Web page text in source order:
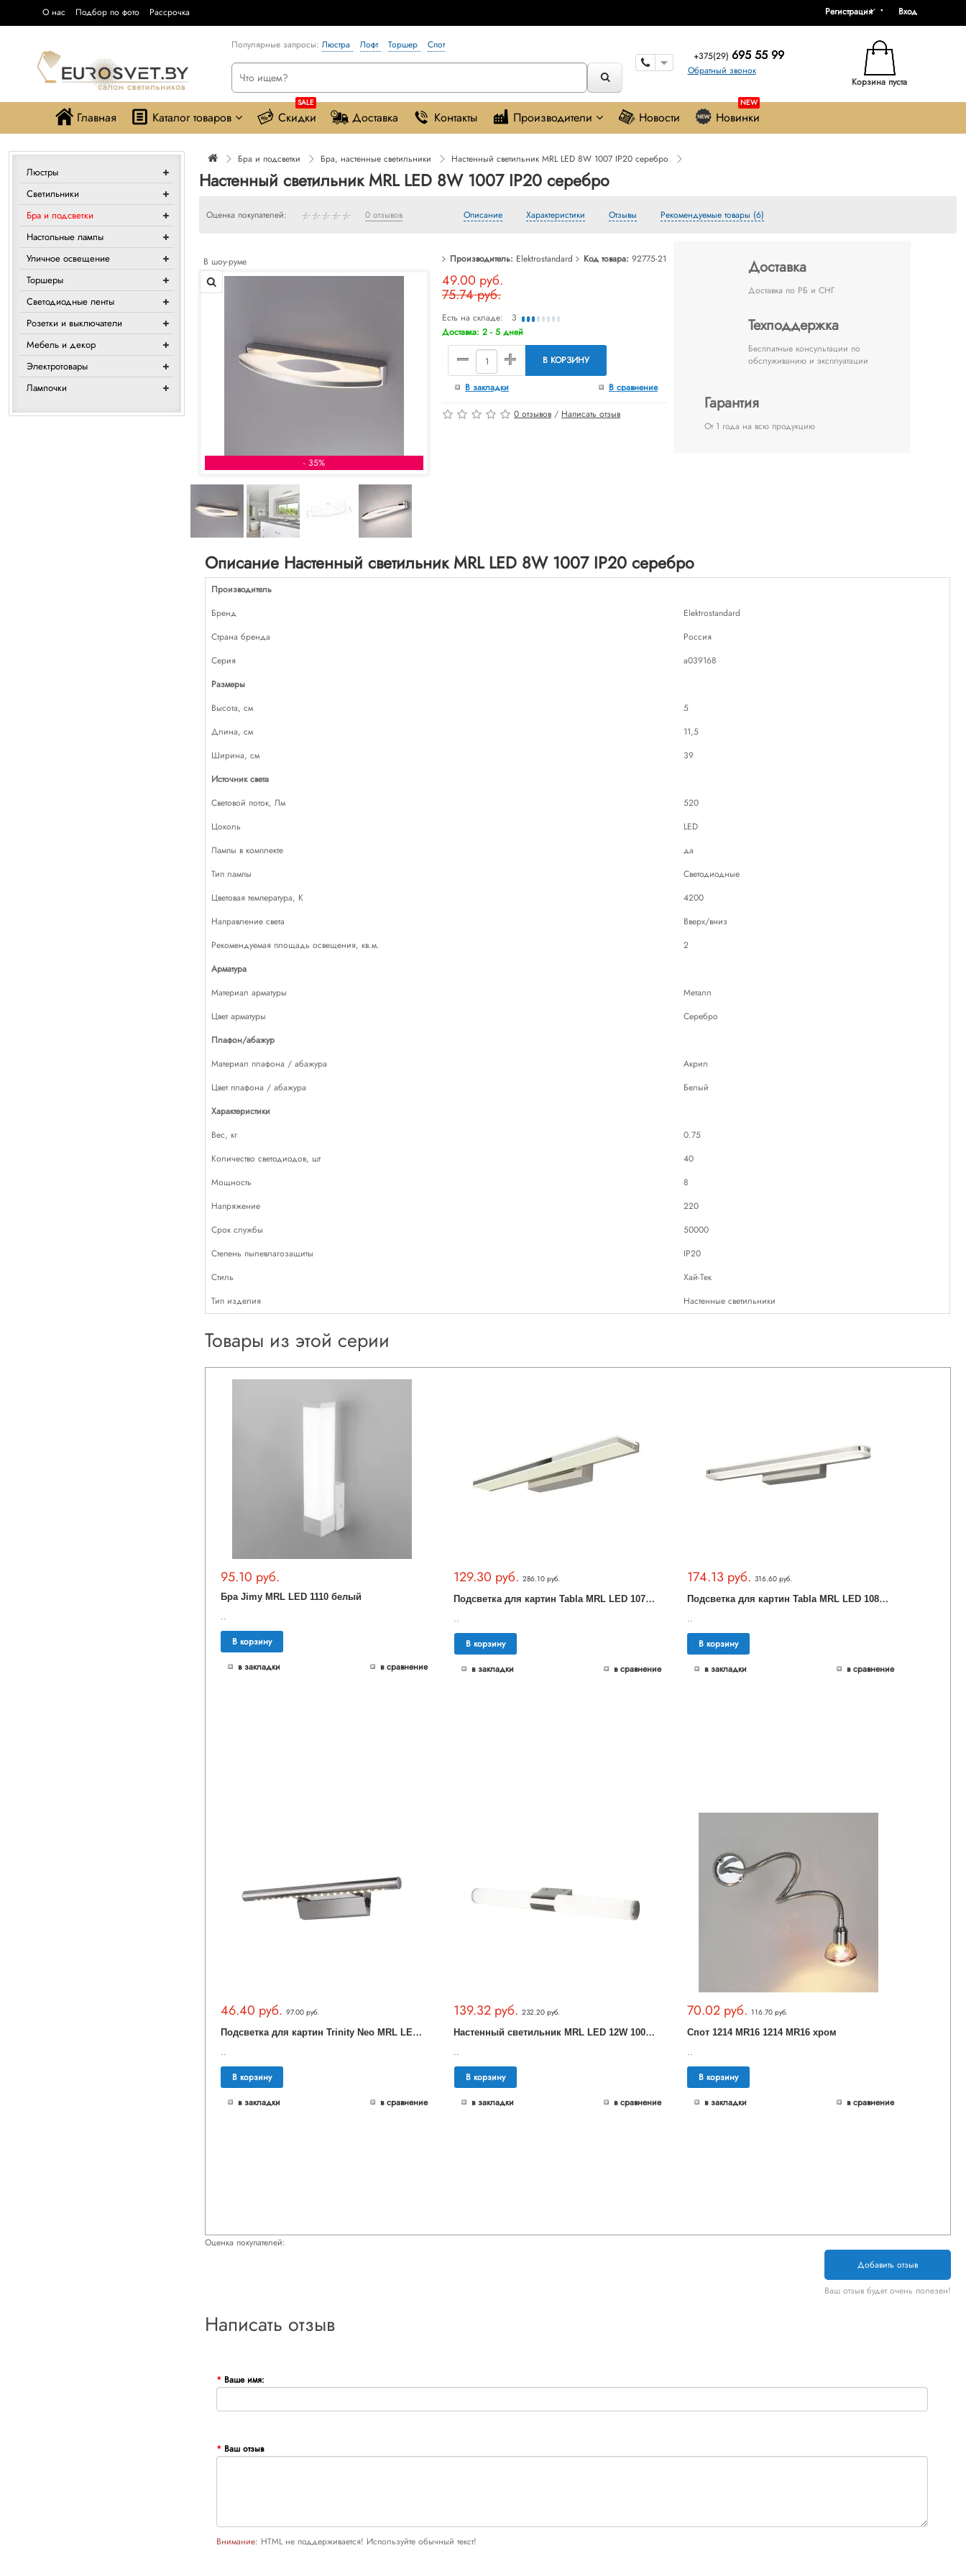
О нас Подбор по фото Рассрочка Вход
Регистрация
Корзина пуста
Популярные запросы: Люстра Лофт Торшер
Спот
+375(29) 695 55 99
Обратный звонок
Главная Каталог товаров
SALE
Скидки Доставка Контакты Производители Новости
NEW
Новинки
Люстры
Светильники
Бра и подсветки
Настольные лампы
Уличное освещение
Торшеры
Светодиодные ленты
Розетки и выключатели
Мебель и декор
Электротовары
Лампочки
Бра и подсветки Бра, настенные светильники Настенный светильник MRL LED 8W 1007 IP20 серебро
Настенный светильник MRL LED 8W 1007 IP20 серебро
Оценка покупателей: 0 отзывов Описание Характеристики Отзывы Рекомендуемые товары (6)
В шоу-руме
- 35%
Производитель: Elektrostandard Код товара: 92775-21
49.00 руб.
75.74 руб.
Есть на складе: 3
Доставка: 2 - 5 дней
В КОРЗИНУ
В закладки В сравнение
0 отзывов / Написать отзыв
Доставка
Доставка по РБ и СНГ
Техподдержка
Бесплатные консультации по
обслуживанию и эксплуатации
Гарантия
От 1 года на всю продукцию
Описание Настенный светильник MRL LED 8W 1007 IP20 серебро
Производитель
Бренд
Elektrostandard
Страна бренда
Россия
Серия
a039168
Размеры
Высота, см
5
Длина, см
11,5
Ширина, см
39
Источник света
Световой поток, Лм
520
Цоколь
LED
Лампы в комплекте
да
Тип лампы
Светодиодные
Цветовая температура, К
4200
Направление света
Вверх/вниз
Рекомендуемая площадь освещения, кв.м.
2
Арматура
Материал арматуры
Металл
Цвет арматуры
Серебро
Плафон/абажур
Материал плафона / абажура
Акрил
Цвет плафона / абажура
Белый
Характеристики
Вес, кг
0.75
Количество светодиодов, шт
40
Мощность
8
Напряжение
220
Срок службы
50000
Степень пылевлагозащиты
IP20
Стиль
Хай-Тек
Тип изделия
Настенные светильники
Товары из этой серии
95.10 руб.
Бра Jimy MRL LED 1110 белый
..
В корзину
в закладки
в сравнение
129.30 руб. 286.10 руб.
П
одсветка для картин Tabla MRL LED 1075 хром
..
В корзину
в закладки
в сравнение
174.13 руб. 316.60 руб.
П
одсветка для картин Tabla MRL LED 1080 хром
..
В корзину
в закладки
в сравнение
46.40 руб. 97.00 руб.
П
одсветка для картин Trinity Neo MRL LED 1001 хром
..
В корзину
в закладки
в сравнение
139.32 руб. 232.20 руб.
Н
астенный светильник MRL LED 12W 1005 IP20 хром
..
В корзину
в закладки
в сравнение
70.02 руб. 116.70 руб.
Спот 1214 MR16 1214 MR16 хром
..
В корзину
в закладки
в сравнение
Оценка покупателей:
Добавить отзыв
Ваш отзыв будет очень полезен!
Написать отзыв
Ваше имя:
Ваш отзыв
Внимание: HTML не поддерживается! Используйте обычный текст!